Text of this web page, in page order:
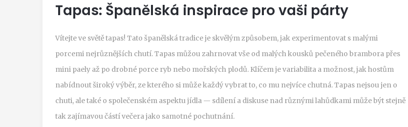
Tapas: Španělská inspirace pro vaši párty
Vítejte ve světě tapas! Tato španělská tradice je skvělým způsobem, jak experimentovat s malými
porcemi nejrůznějších chutí. Tapas můžou zahrnovat vše od malých kousků pečeného brambora přes
mini paely až po drobné porce ryb nebo mořských plodů. Klíčem je variabilita a možnost, jak hostům
nabídnout široký výběr, ze kterého si může každý vybrat to, co mu nejvíce chutná. Tapas nejsou jen o
chuti, ale také o společenském aspektu jídla — sdílení a diskuse nad různými lahůdkami může být stejně
tak zajímavou částí večera jako samotné pochutnání.